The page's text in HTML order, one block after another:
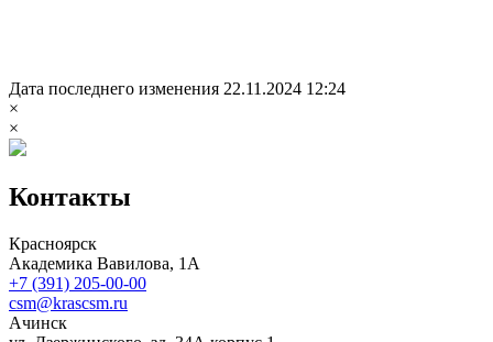
Дата последнего изменения 22.11.2024 12:24
×
×
Контакты
Красноярск
Академика Вавилова, 1А
+7 (391) 205-00-00
csm@krascsm.ru
Ачинск